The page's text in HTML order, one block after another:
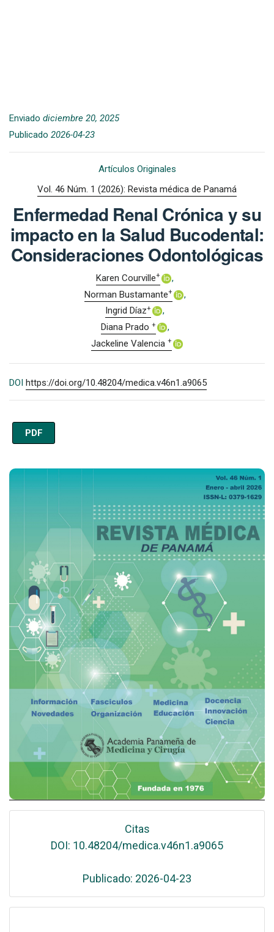
Enviado diciembre 20, 2025
Publicado 2026-04-23
Artículos Originales
Vol. 46 Núm. 1 (2026): Revista médica de Panamá
Enfermedad Renal Crónica y su
impacto en la Salud Bucodental:
Consideraciones Odontológicas
Karen Courville+
Norman Bustamante+
Ingrid Díaz+
Diana Prado +
Jackeline Valencia +
DOI https://doi.org/10.48204/medica.v46n1.a9065
PDF
Imagen de portada
Citas
DOI: 10.48204/medica.v46n1.a9065
Publicado: 2026-04-23